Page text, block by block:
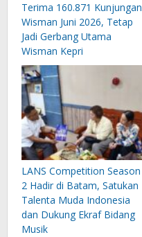
Terima 160.871 Kunjungan
Wisman Juni 2026, Tetap
Jadi Gerbang Utama
Wisman Kepri
LANS Competition Season
2 Hadir di Batam, Satukan
Talenta Muda Indonesia
dan Dukung Ekraf Bidang
Musik